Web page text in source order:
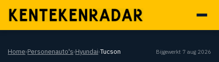
Home›Personenauto's›Hyundai›Tucson Bijgewerkt 7 aug 2026